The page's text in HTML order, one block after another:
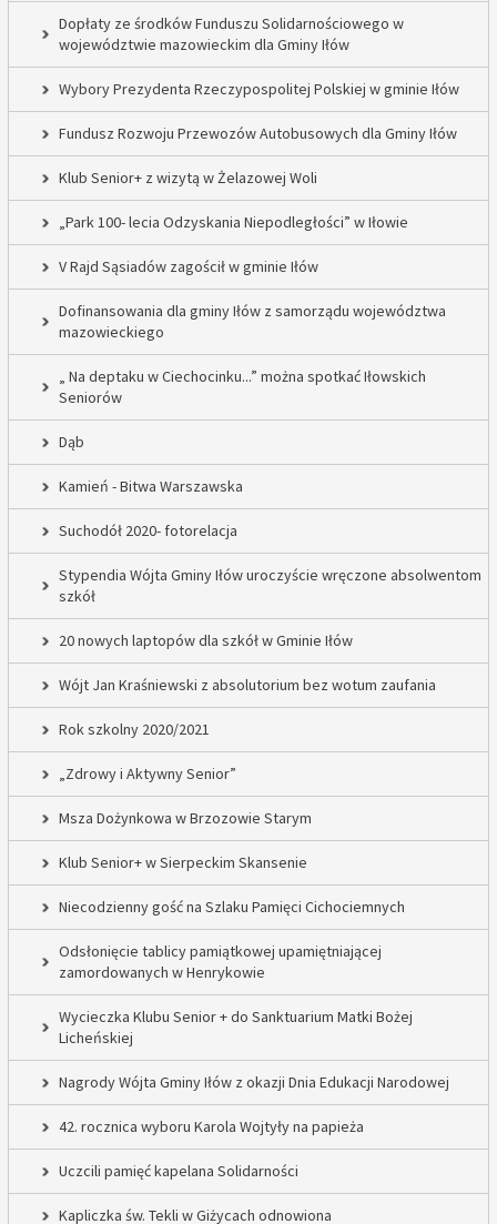
Dopłaty ze środków Funduszu Solidarnościowego w
województwie mazowieckim dla Gminy Iłów
Wybory Prezydenta Rzeczypospolitej Polskiej w gminie Iłów
Fundusz Rozwoju Przewozów Autobusowych dla Gminy Iłów
Klub Senior+ z wizytą w Żelazowej Woli
„Park 100- lecia Odzyskania Niepodległości” w Iłowie
V Rajd Sąsiadów zagościł w gminie Iłów
Dofinansowania dla gminy Iłów z samorządu województwa
mazowieckiego
„ Na deptaku w Ciechocinku...” można spotkać Iłowskich
Seniorów
Dąb
Kamień - Bitwa Warszawska
Suchodół 2020- fotorelacja
Stypendia Wójta Gminy Iłów uroczyście wręczone absolwentom
szkół
20 nowych laptopów dla szkół w Gminie Iłów
Wójt Jan Kraśniewski z absolutorium bez wotum zaufania
Rok szkolny 2020/2021
„Zdrowy i Aktywny Senior”
Msza Dożynkowa w Brzozowie Starym
Klub Senior+ w Sierpeckim Skansenie
Niecodzienny gość na Szlaku Pamięci Cichociemnych
Odsłonięcie tablicy pamiątkowej upamiętniającej
zamordowanych w Henrykowie
Wycieczka Klubu Senior + do Sanktuarium Matki Bożej
Licheńskiej
Nagrody Wójta Gminy Iłów z okazji Dnia Edukacji Narodowej
42. rocznica wyboru Karola Wojtyły na papieża
Uczcili pamięć kapelana Solidarności
Kapliczka św. Tekli w Giżycach odnowiona